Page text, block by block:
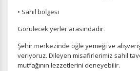
• Sahil bölgesi
Görülecek yerler arasındadır.
Şehir merkezinde öğle yemeği ve
veriyoruz. Dileyen misafirlerimiz sahil
mutfağının lezzetlerini deneyebilir.